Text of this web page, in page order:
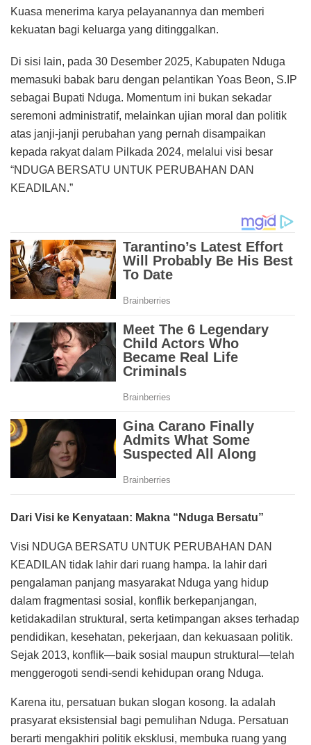
Kuasa menerima karya pelayanannya dan memberi
kekuatan bagi keluarga yang ditinggalkan.
Di sisi lain, pada 30 Desember 2025, Kabupaten Nduga
memasuki babak baru dengan pelantikan Yoas Beon, S.IP
sebagai Bupati Nduga. Momentum ini bukan sekadar
seremoni administratif, melainkan ujian moral dan politik
atas janji-janji perubahan yang pernah disampaikan
kepada rakyat dalam Pilkada 2024, melalui visi besar
“NDUGA BERSATU UNTUK PERUBAHAN DAN
KEADILAN.”
Dari Visi ke Kenyataan: Makna “Nduga Bersatu”
Visi NDUGA BERSATU UNTUK PERUBAHAN DAN
KEADILAN tidak lahir dari ruang hampa. Ia lahir dari
pengalaman panjang masyarakat Nduga yang hidup
dalam fragmentasi sosial, konflik berkepanjangan,
ketidakadilan struktural, serta ketimpangan akses terhadap
pendidikan, kesehatan, pekerjaan, dan kekuasaan politik.
Sejak 2013, konflik—baik sosial maupun struktural—telah
menggerogoti sendi-sendi kehidupan orang Nduga.
Karena itu, persatuan bukan slogan kosong. Ia adalah
prasyarat eksistensial bagi pemulihan Nduga. Persatuan
berarti mengakhiri politik eksklusi, membuka ruang yang